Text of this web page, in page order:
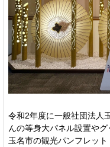
令和2年度に一般社団法人
んの等身大パネル設置や
玉名市の観光パンフレッ